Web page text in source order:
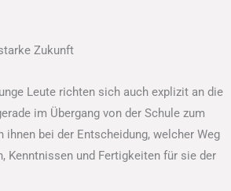
Zukunft
Leute richten sich auch explizit an die
im Übergang von der Schule zum
ihnen bei der Entscheidung, welcher Weg
Kenntnissen und Fertigkeiten für sie der